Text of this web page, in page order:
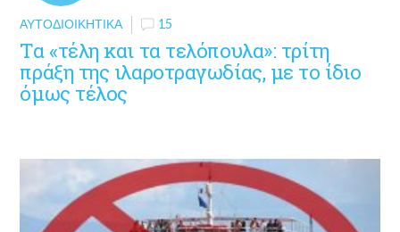
ΑΥΤΟΔΙΟΙΚΗΤΙΚΆ 15
Τα «τέλη και τα τελόπουλα»: τρίτη
πράξη της ιλαροτραγωδίας, με το ίδιο
όμως τέλος